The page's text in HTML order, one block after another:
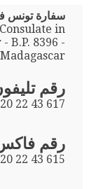
سفارة تونس في
in
B.P. 8396 -
رقم
22 43 617
رقم
22 43 615